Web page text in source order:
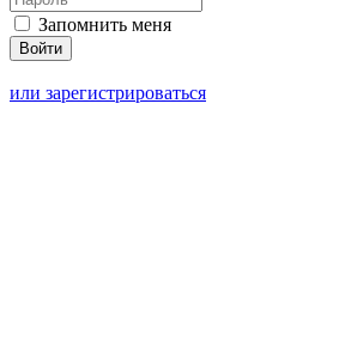
Запомнить меня
или зарегистрироваться